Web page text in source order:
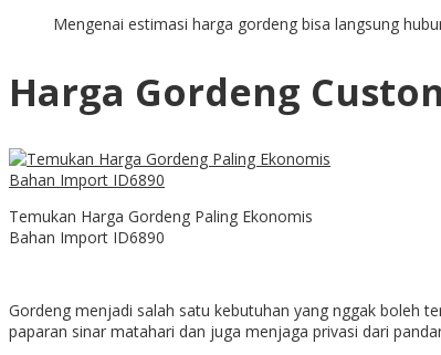
Mengenai estimasi harga gordeng bisa langsung
Harga Gordeng
Temukan Harga Gordeng Paling Ekonomis
Bahan Import ID6890
Gordeng menjadi salah satu kebutuhan yang nggak boleh
paparan sinar matahari dan juga menjaga privasi dari